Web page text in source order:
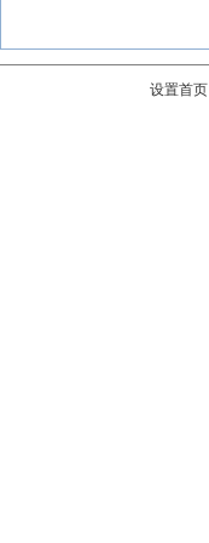
设置首页